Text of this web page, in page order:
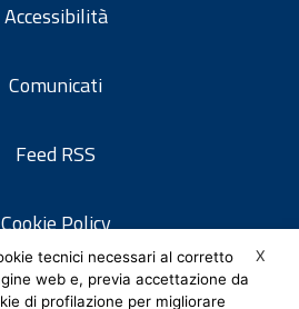
Accessibilità
Comunicati
Feed RSS
Cookie Policy
privacy
X
tecnici necessari al corretto
web e, previa accettazione da
di profilazione per migliorare